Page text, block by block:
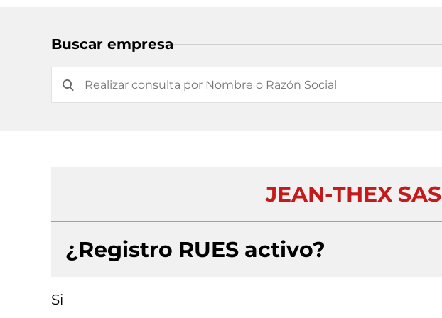
Buscar empresa
JEAN-THEX SAS
¿Registro RUES activo?
Si